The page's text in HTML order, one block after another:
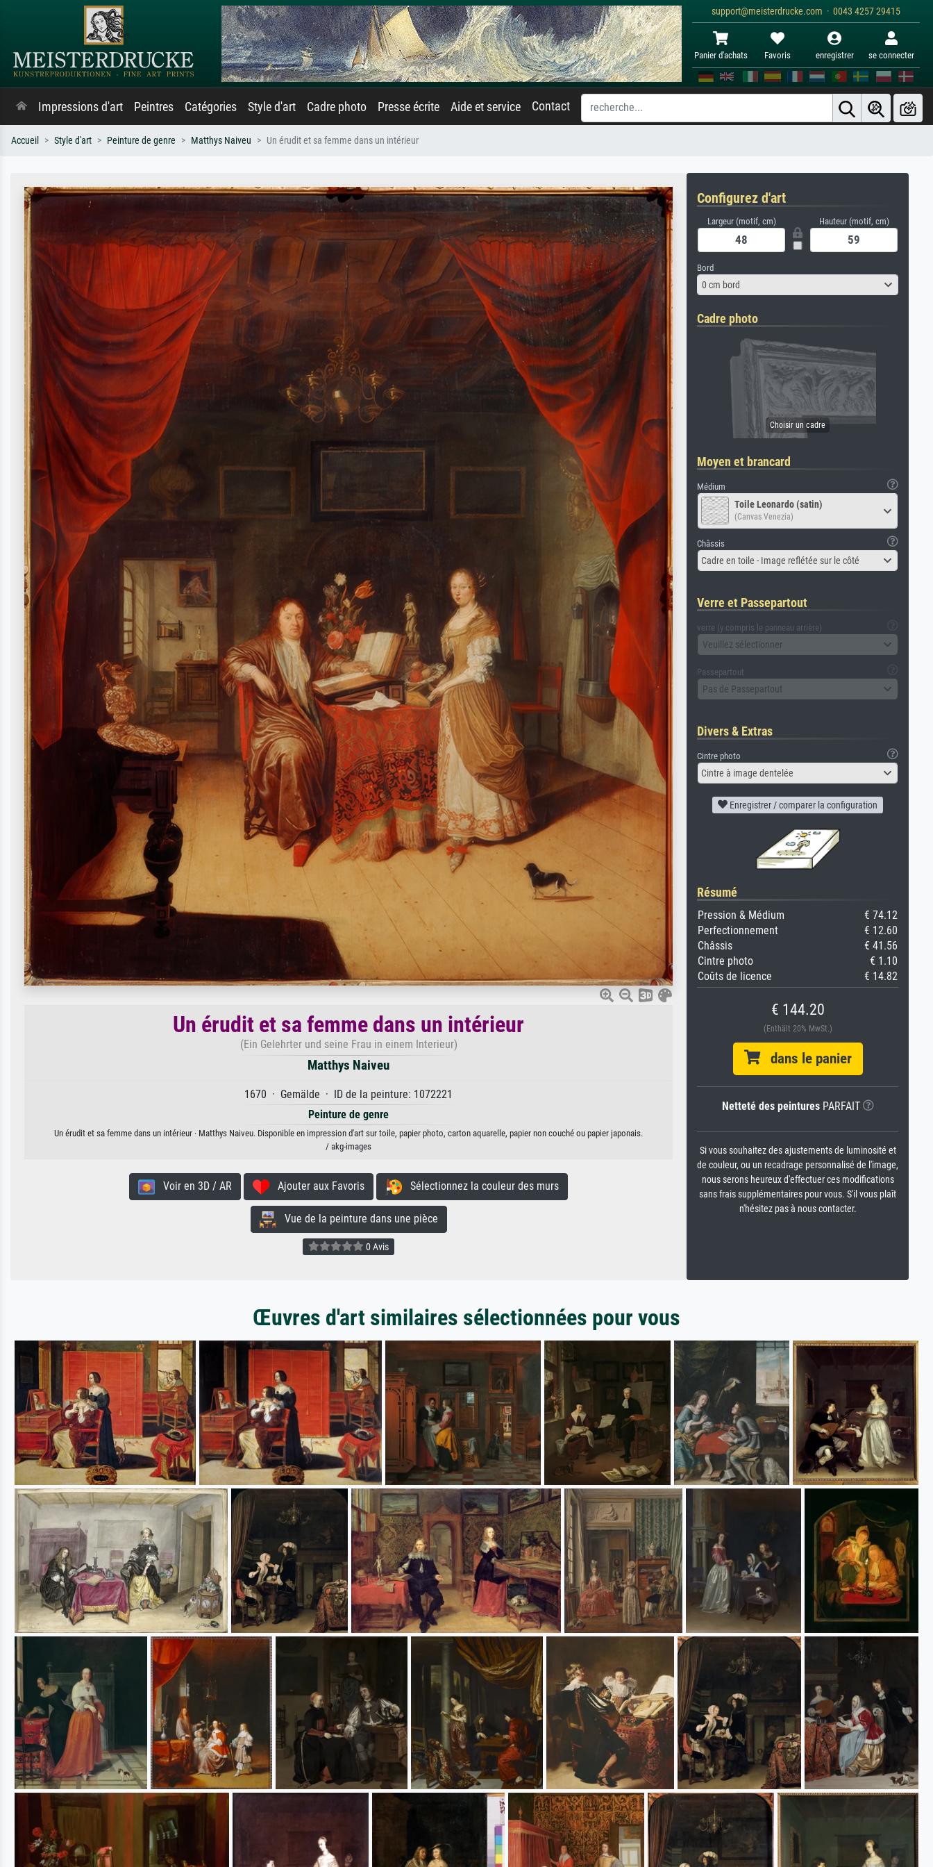
support@meisterdrucke.com · 0043 4257 29415
Panier d'achats Favoris enregistrer se connecter
Impressions d'art Peintres Catégories Style d'art Cadre photo Presse écrite Aide et service Contact
Accueil Style d'art Peinture de genre Matthys Naiveu Un érudit et sa femme dans un intérieur
Un érudit et sa femme dans un intérieur
(Ein Gelehrter und seine Frau in einem Interieur)
Matthys Naiveu
1670 · Gemälde · ID de la peinture: 1072221
Peinture de genre
Un érudit et sa femme dans un intérieur · Matthys Naiveu. Disponible en impression d'art sur toile, papier photo, carton aquarelle, papier non couché ou papier japonais.
/ akg-images
Voir en 3D / AR Ajouter aux Favoris Sélectionnez la couleur des murs
Vue de la peinture dans une pièce
0 Avis
Configurez d'art
Largeur (motif, cm) Hauteur (motif, cm)
Bord
0 cm bord
Cadre photo
Moyen et brancard
Médium
Toile Leonardo (satin)
(Canvas Venezia)
Châssis
Cadre en toile - Image reflétée sur le côté
Verre et Passepartout
verre (y compris le panneau arrière)
Veuillez sélectionner
Passepartout
Pas de Passepartout
Divers & Extras
Cintre photo
Cintre à image dentelée
Enregistrer / comparer la configuration
Résumé
Pression & Médium
€ 74.12
Perfectionnement
€ 12.60
Châssis
€ 41.56
Cintre photo
€ 1.10
Coûts de licence
€ 14.82
€ 144.20
(Enthält 20% MwSt.)
dans le panier
Netteté des peinturesPARFAIT
Si vous souhaitez des ajustements de luminosité et
de couleur, ou un recadrage personnalisé de l'image,
nous serons heureux d'effectuer ces modifications
sans frais supplémentaires pour vous. S'il vous plaît
n'hésitez pas à nous contacter.
Œuvres d'art similaires sélectionnées pour vous